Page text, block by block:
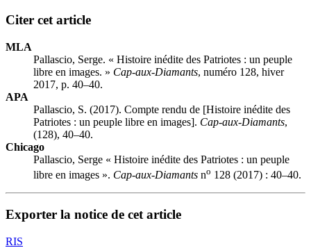
Citer cet article
MLA
Pallascio, Serge. « Histoire inédite des Patriotes : un peuple
libre en images. » Cap-aux-Diamants, numéro 128, hiver
2017, p. 40–40.
APA
Pallascio, S. (2017). Compte rendu de [Histoire inédite des
Patriotes : un peuple libre en images]. Cap-aux-Diamants,
(128), 40–40.
Chicago
Pallascio, Serge « Histoire inédite des Patriotes : un peuple
libre en images ». Cap-aux-Diamants no 128 (2017) : 40–40.
Exporter la notice de cet article
RIS